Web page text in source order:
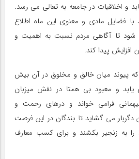
اخلاقیات در جامعه به تعالی می رسد.
با فضایل مادی و معنوی این ماه اطلاع
شود تا آگاهی مردم نسبت به اهمیت و
افزایش پیدا کند.
پیوند میان خالق و مخلوق در آن بیش
و معبود بی همتا در نقش میزبان
فرامی خواند و درهای رحمت و
دگربار می گشاید تا بندگان در این فرصت
به زنجیر بکشند و برای کسب معارف